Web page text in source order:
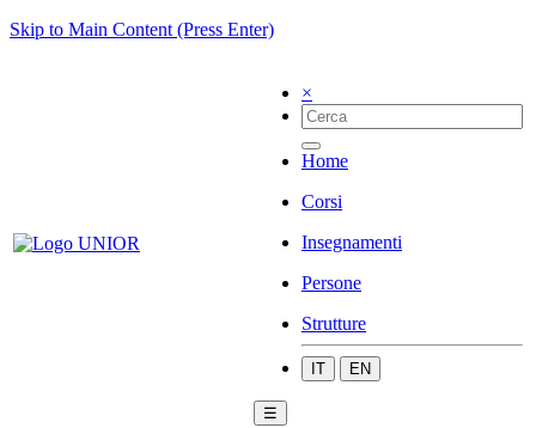
Skip to Main Content (Press Enter)
×
Home
Corsi
Insegnamenti
Persone
Strutture
IT EN
☰